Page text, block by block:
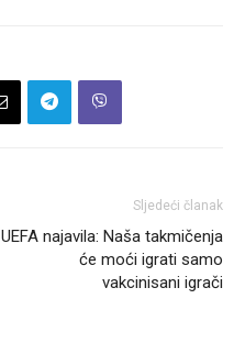
Sljedeći članak
UEFA najavila: Naša takmičenja
će moći igrati samo
vakcinisani igrači